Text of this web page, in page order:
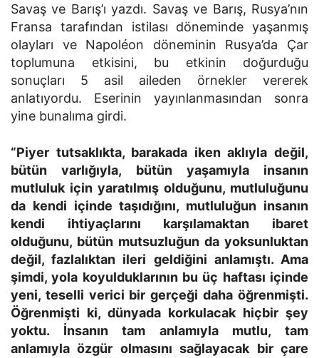
Savaş ve Barış’ı yazdı. Savaş ve Barış, Rusya’nın
Fransa tarafından istilası döneminde yaşanmış
olayları ve Napoléon döneminin Rusya’da Çar
toplumuna etkisini, bu etkinin doğurduğu
sonuçları 5 asil aileden örnekler vererek
anlatıyordu. Eserinin yayınlanmasından sonra
yine bunalıma girdi.
“Piyer tutsaklıkta, barakada iken aklıyla değil,
bütün varlığıyla, bütün yaşamıyla insanın
mutluluk için yaratılmış olduğunu, mutluluğunu
da kendi içinde taşıdığını, mutluluğun insanın
kendi ihtiyaçlarını karşılamaktan ibaret
olduğunu, bütün mutsuzluğun da yoksunluktan
değil, fazlalıktan ileri geldiğini anlamıştı. Ama
şimdi, yola koyulduklarının bu üç haftası içinde
yeni, teselli verici bir gerçeği daha öğrenmişti.
Öğrenmişti ki, dünyada korkulacak hiçbir şey
yoktu. İnsanın tam anlamıyla mutlu, tam
anlamıyla özgür olmasını sağlayacak bir çare